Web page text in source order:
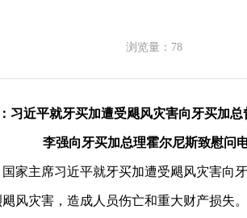
浏览量： 78
习近平就牙买加遭受飓风灾害向牙买加
李强向牙买加总理霍尔尼斯致慰问
家主席习近平就牙买加遭受飓风灾害向牙
风灾害，造成人员伤亡和重大财产损失